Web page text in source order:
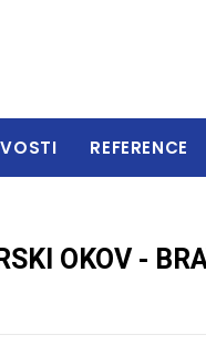
REFERENCE
OKOV -